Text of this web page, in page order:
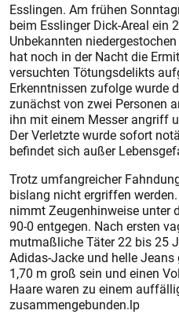
Esslingen. Am frühen
beim Esslinger Dick-Areal ein
Unbekannten
hat noch in der Nacht die
versuchten Tötungsdelikts
Erkenntnissen zufolge wurde
zunächst von zwei Personen
ihn mit einem Messer angriff
Der Verletzte wurde sofort
befindet sich außer
Trotz umfangreicher
bislang nicht ergriffen
nimmt Zeugenhinweise unter
90-0 entgegen. Nach ersten
mutmaßliche Täter 22 bis 25
Adidas-Jacke und helle
1,70 m groß sein und einen
Haare waren zu einem
zusammengebunden.lp